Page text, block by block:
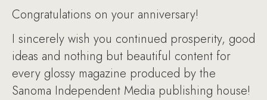
Congratulations on your anniversary!
I sincerely wish you continued prosperity, good
ideas and nothing but beautiful content for
every glossy magazine produced by the
Sanoma Independent Media publishing house!